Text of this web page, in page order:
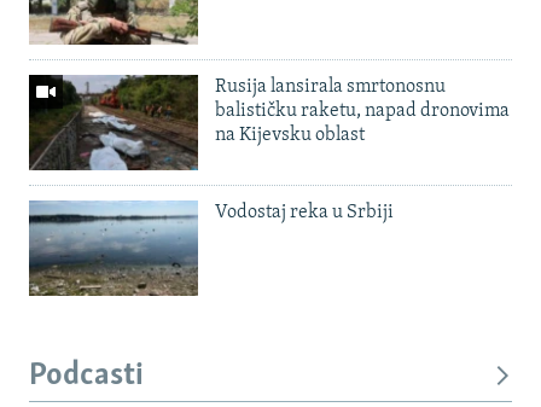
Rusija lansirala smrtonosnu
balističku raketu, napad dronovima
na Kijevsku oblast
Vodostaj reka u Srbiji
Podcasti